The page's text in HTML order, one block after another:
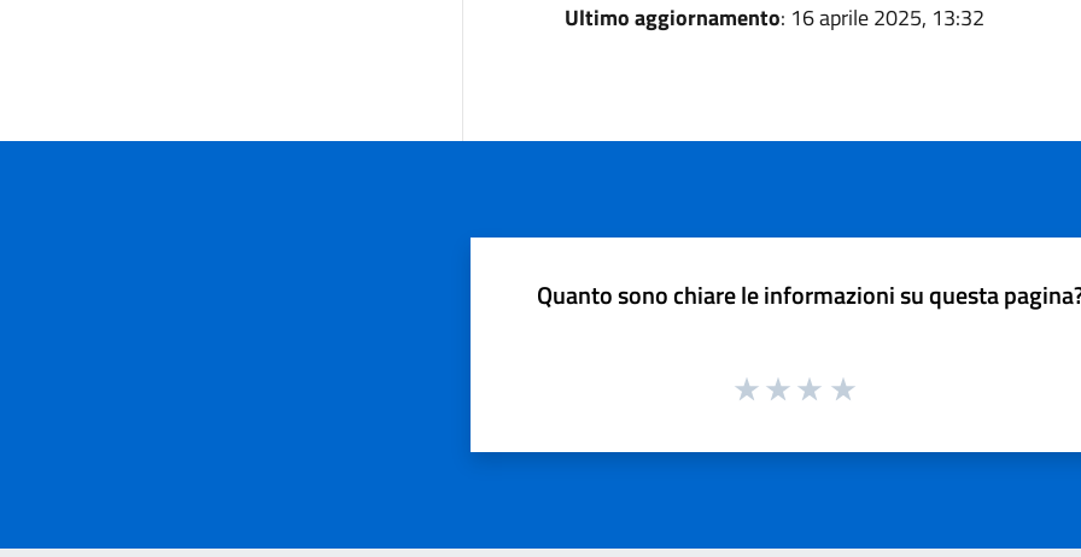
Ultimo aggiornamento: 16 aprile 2025, 13:32
Quanto sono chiare le informazioni su questa